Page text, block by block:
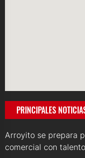
PRINCIPALES
Arroyito se prepara
comercial con